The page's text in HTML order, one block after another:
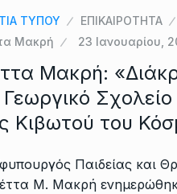
ΤΥΠΟΥ
ΕΠΙΚΑΙΡΟΤΗΤΑ
Μακρή
23 Ιανουαρίου,
Μακρή:
Γεωργικό
Κιβωτού του
Παιδείας και
Μ. Μακρή